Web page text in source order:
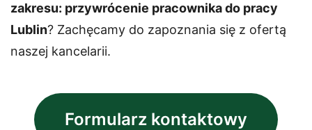
zakresu: przywrócenie pracownika do pracy
Lublin? Zachęcamy do zapoznania się z ofertą
naszej kancelarii.
Formularz kontaktowy